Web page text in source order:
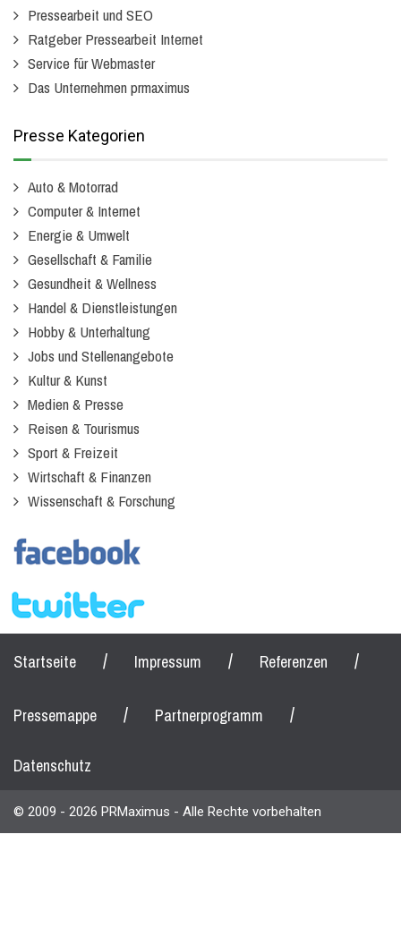
Pressearbeit und SEO
Ratgeber Pressearbeit Internet
Service für Webmaster
Das Unternehmen prmaximus
Presse Kategorien
Auto & Motorrad
Computer & Internet
Energie & Umwelt
Gesellschaft & Familie
Gesundheit & Wellness
Handel & Dienstleistungen
Hobby & Unterhaltung
Jobs und Stellenangebote
Kultur & Kunst
Medien & Presse
Reisen & Tourismus
Sport & Freizeit
Wirtschaft & Finanzen
Wissenschaft & Forschung
Startseite / Impressum / Referenzen /
Pressemappe / Partnerprogramm /
Datenschutz
© 2009 - 2026 PRMaximus - Alle Rechte vorbehalten